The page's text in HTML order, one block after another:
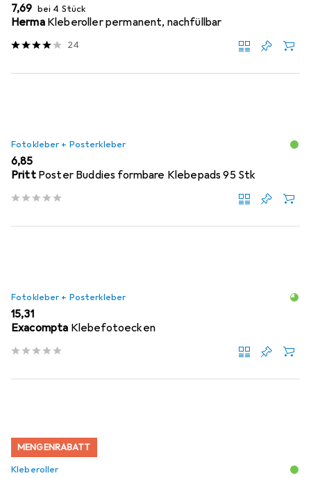
EUR
7,69 bei 4 Stück
Herma Kleberoller permanent, nachfüllbar
24
Fotokleber + Posterkleber
EUR
6,85
Pritt Poster Buddies formbare Klebepads 95 Stk
Fotokleber + Posterkleber
EUR
15,31
Exacompta Klebefotoecken
MENGENRABATT
Kleberoller